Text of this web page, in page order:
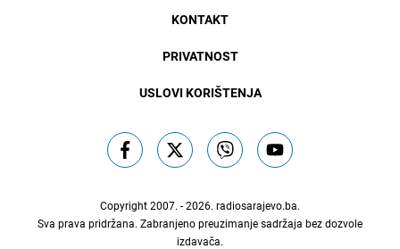
KONTAKT
PRIVATNOST
USLOVI KORIŠTENJA
Copyright 2007. - 2026. radiosarajevo.ba.
Sva prava pridržana. Zabranjeno preuzimanje sadržaja bez dozvole
izdavača.